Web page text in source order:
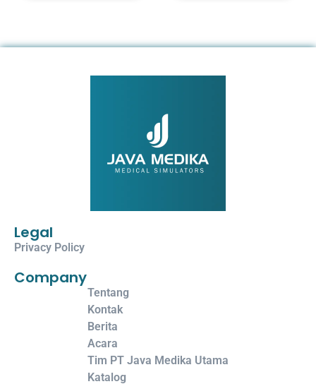
Legal
Privacy Policy
Tentang
Kontak
Berita
Acara
Tim PT Java Medika Utama
Katalog
Company